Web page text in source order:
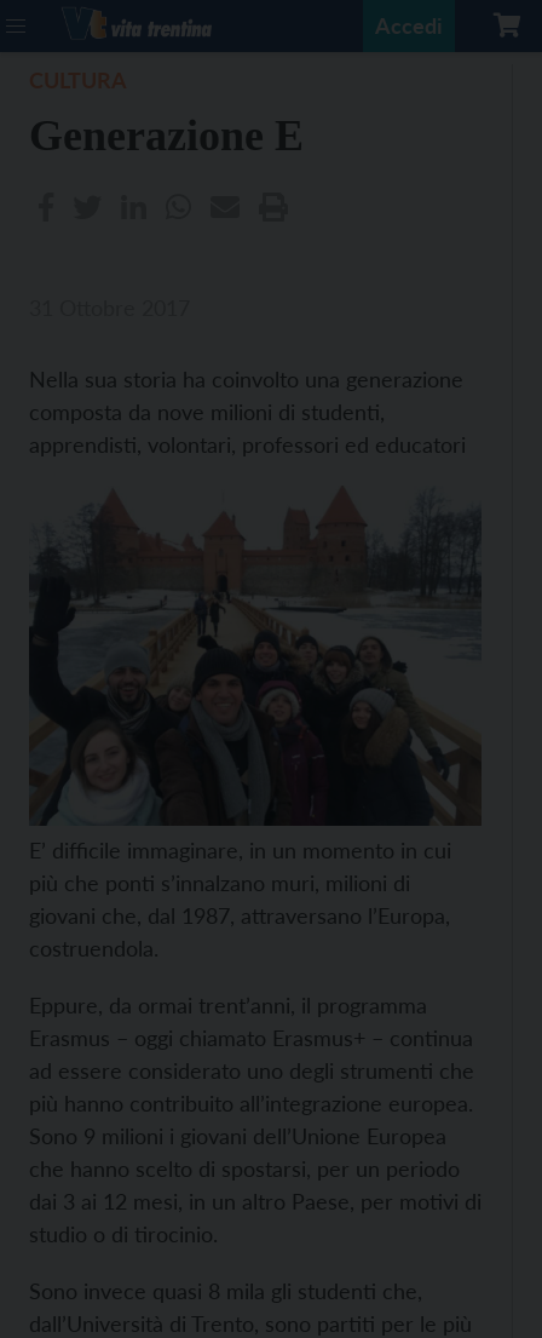
Accedi
Generazione E
Nella sua storia ha coinvolto una generazione
composta da nove milioni di studenti,
apprendisti, volontari, professori ed educatori
E’ difficile immaginare, in un momento in cui
più che ponti s’innalzano muri, milioni di
giovani che, dal 1987, attraversano l’Europa,
costruendola.
Eppure, da ormai trent’anni, il programma
Erasmus – oggi chiamato Erasmus+ – continua
ad essere considerato uno degli strumenti che
più hanno contribuito all’integrazione europea.
Sono 9 milioni i giovani dell’Unione Europea
che hanno scelto di spostarsi, per un periodo
dai 3 ai 12 mesi, in un altro Paese, per motivi di
studio o di tirocinio.
Sono invece quasi 8 mila gli studenti che,
dall’Università di Trento, sono partiti per le più